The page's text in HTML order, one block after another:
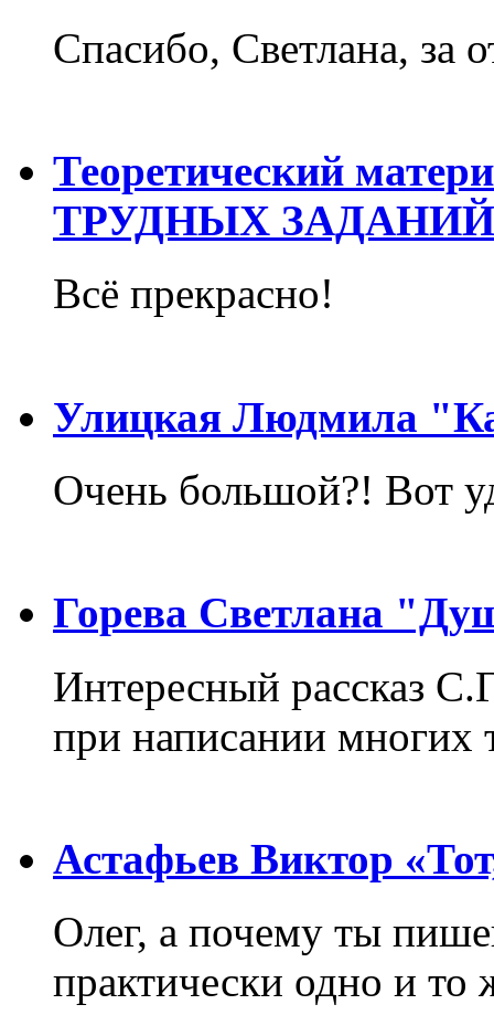
Спасибо, Светлана, за
Теоретический
ТРУДНЫХ
Всё прекрасно!
Улицкая Людмила
Очень большой?! Вот
Горева Светлана
Интересный рассказ
при написании многих
Астафьев Виктор
Олег, а почему ты
практически одно и то